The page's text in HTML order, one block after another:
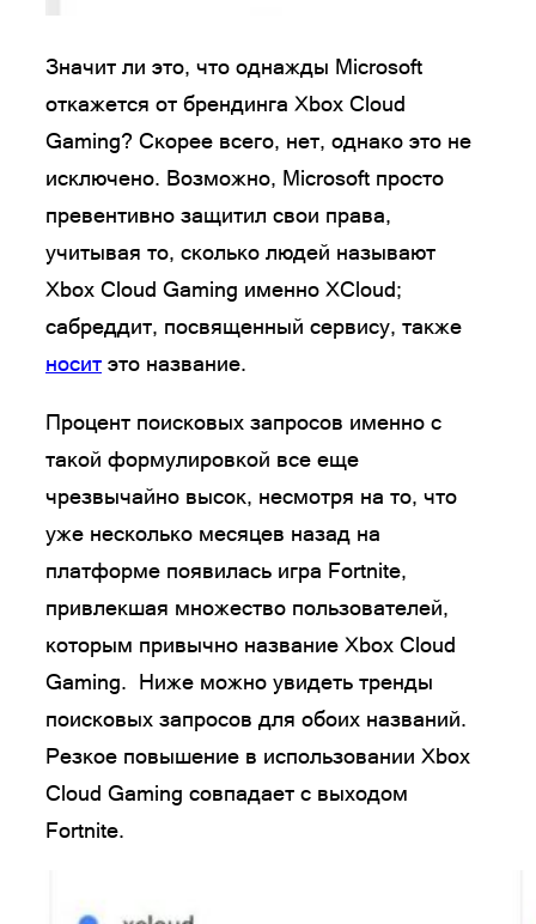
Значит ли это, что однажды Microsoft
откажется от брендинга Xbox Cloud
Gaming? Скорее всего, нет, однако это не
исключено. Возможно, Microsoft просто
превентивно защитил свои права,
учитывая то, сколько людей называют
Xbox Cloud Gaming именно XCloud;
сабреддит, посвященный сервису, также
носит это название.
Процент поисковых запросов именно с
такой формулировкой все еще
чрезвычайно высок, несмотря на то, что
уже несколько месяцев назад на
платформе появилась игра Fortnite,
привлекшая множество пользователей,
которым привычно название Xbox Cloud
Gaming. Ниже можно увидеть тренды
поисковых запросов для обоих названий.
Резкое повышение в использовании Xbox
Cloud Gaming совпадает с выходом
Fortnite.